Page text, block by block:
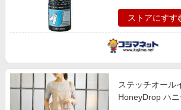
ストアにすす
ステッチオール
HoneyDrop ハ